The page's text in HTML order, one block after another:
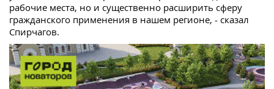
рабочие места, но и существенно расширить сферу
гражданского применения в нашем регионе, - сказал
Спирчагов.